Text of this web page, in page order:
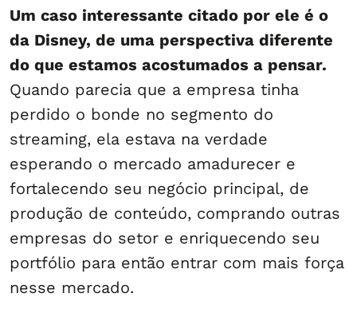
Um caso interessante citado por ele é o
da Disney, de uma perspectiva diferente
do que estamos acostumados a pensar.
Quando parecia que a empresa tinha
perdido o bonde no segmento do
streaming, ela estava na verdade
esperando o mercado amadurecer e
fortalecendo seu negócio principal, de
produção de conteúdo, comprando outras
empresas do setor e enriquecendo seu
portfólio para então entrar com mais força
nesse mercado.